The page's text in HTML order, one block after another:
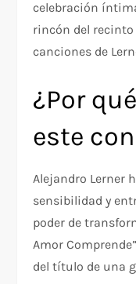
celebración
rincón del
canciones de
¿Por
este
Alejandro Lerner
sensibilidad y
poder de
Amor
del título de una